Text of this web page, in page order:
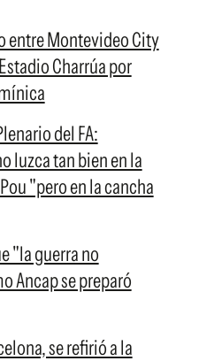
entre Montevideo City
Charrúa por
del FA:
luzca tan bien en la
"pero en la cancha
"la guerra no
Ancap se preparó
se refirió a la